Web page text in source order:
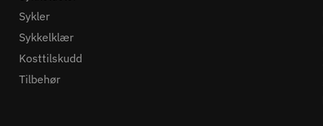
Sykler
Sykkelklær
Kosttilskudd
Tilbehør